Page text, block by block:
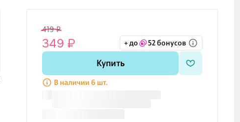
419 ₽
349 ₽ + до 52 бонусов
Купить
В наличии 6 шт.